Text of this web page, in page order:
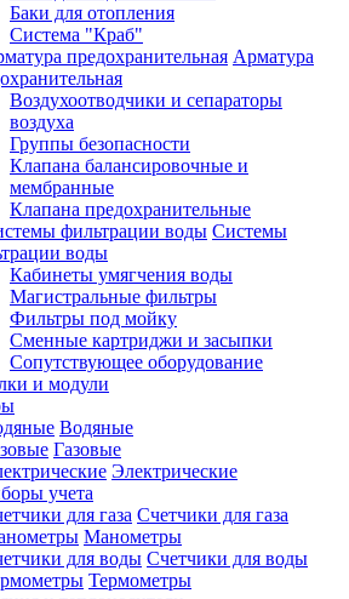
Баки для отопления
Система "Краб"
Арматура
Воздухоотводчики и сепараторы
воздуха
Группы безопасности
Клапана балансировочные и
мембранные
Клапана предохранительные
Системы
воды
Кабинеты умягчения воды
Магистральные фильтры
Фильтры под мойку
Сменные картриджи и засыпки
Сопутствующее оборудование
и модули
Водяные
Газовые
Электрические
учета
Счетчики для газа
Манометры
Счетчики для воды
Термометры